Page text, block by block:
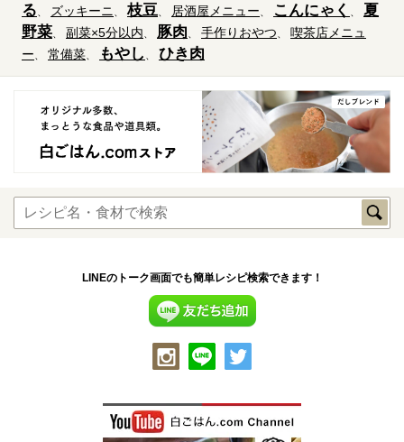
る
ズッキーニ 枝豆 居酒屋メニュー こんにゃく
夏
野菜
副菜×5分以内 豚肉 手作りおやつ
喫茶店メニュ
ー
常備菜 もやし ひき肉
LINEのトーク画面でも簡単レシピ検索できます！